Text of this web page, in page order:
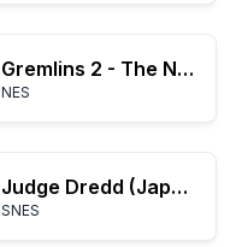
Gremlins 2 - The New Batch (Europe)
NES
Judge Dredd (Japan)
SNES